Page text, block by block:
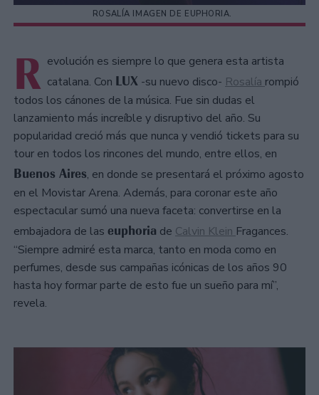
ROSALÍA IMAGEN DE EUPHORIA.
R evolución es siempre lo que genera esta artista
catalana. Con LUX -su nuevo disco- Rosalía rompió
todos los cánones de la música. Fue sin dudas el
lanzamiento más increíble y disruptivo del año. Su
popularidad creció más que nunca y vendió tickets para su
tour en todos los rincones del mundo, entre ellos, en
Buenos Aires, en donde se presentará el próximo agosto
en el Movistar Arena. Además, para coronar este año
espectacular sumó una nueva faceta: convertirse en la
embajadora de las euphoria de Calvin Klein Fragances.
“Siempre admiré esta marca, tanto en moda como en
perfumes, desde sus campañas icónicas de los años 90
hasta hoy formar parte de esto fue un sueño para mí”,
revela.